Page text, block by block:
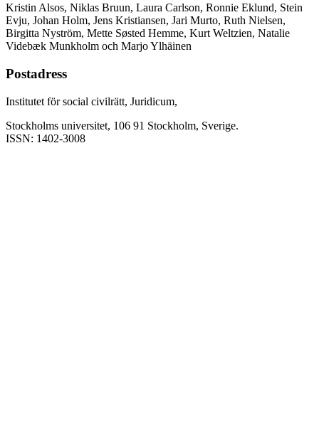
Kristin Alsos, Niklas Bruun, Laura Carlson, Ronnie Eklund, Stein
Evju, Johan Holm, Jens Kristiansen, Jari Murto, Ruth Nielsen,
Birgitta Nyström, Mette Søsted Hemme, Kurt Weltzien, Natalie
Videbæk Munkholm och Marjo Ylhäinen
Postadress
Institutet för social civilrätt, Juridicum,
Stockholms universitet, 106 91 Stockholm, Sverige.
ISSN: 1402-3008